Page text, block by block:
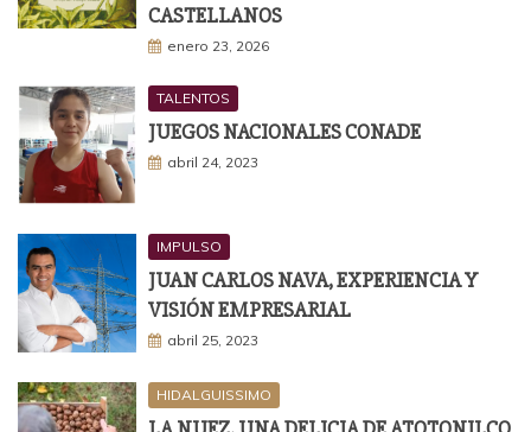
CASTELLANOS
enero 23, 2026
TALENTOS
JUEGOS NACIONALES CONADE
abril 24, 2023
IMPULSO
JUAN CARLOS NAVA, EXPERIENCIA Y
VISIÓN EMPRESARIAL
abril 25, 2023
HIDALGUISSIMO